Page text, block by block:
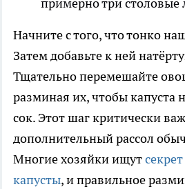
примерно три столовые
Начните с того, что тонко
Затем добавьте к ней
Тщательно перемешайте
разминая их, чтобы капуста
сок. Этот шаг критически
дополнительный рассол
Многие хозяйки ищут
капусты, и правильное